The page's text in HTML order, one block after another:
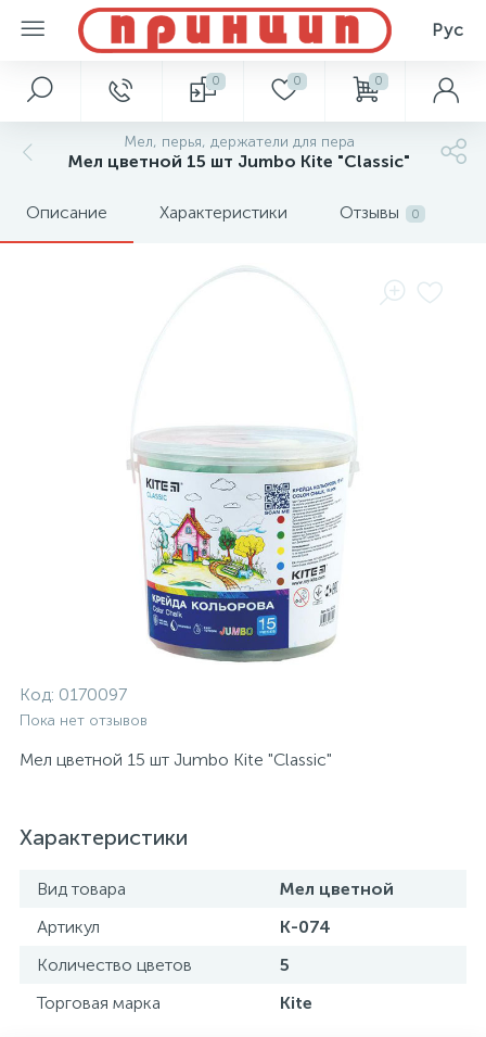
Рус
0 0 0
Мел, перья, держатели для пера
Мел цветной 15 шт Jumbo Kite "Classic"
Описание Характеристики Отзывы 0
Код: 0170097
Пока нет отзывов
Мел цветной 15 шт Jumbo Kite "Classic"
Характеристики
Вид товара
Мел цветной
Артикул
K-074
Количество цветов
5
Торговая марка
Kite